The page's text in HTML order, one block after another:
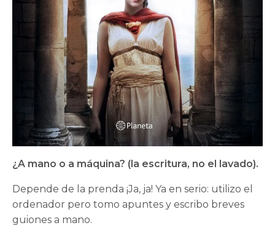
¿A mano o a máquina? (la escritura, no el lavado).
Depende de la prenda ¡Ja, ja! Ya en serio: utilizo el
ordenador pero tomo apuntes y escribo breves
guiones a mano.